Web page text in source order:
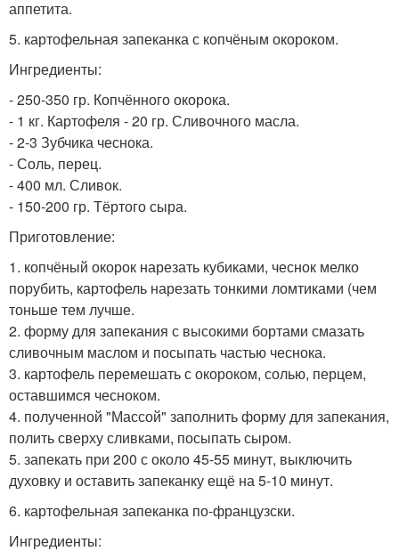
аппетита.
5. картофельная запеканка с копчёным окороком.
Ингредиенты:
- 250-350 гр. Копчённого окорока.
- 1 кг. Картофеля - 20 гр. Сливочного масла.
- 2-3 Зубчика чеснока.
- Соль, перец.
- 400 мл. Сливок.
- 150-200 гр. Тёртого сыра.
Приготовление:
1. копчёный окорок нарезать кубиками, чеснок мелко
порубить, картофель нарезать тонкими ломтиками (чем
тоньше тем лучше.
2. форму для запекания с высокими бортами смазать
сливочным маслом и посыпать частью чеснока.
3. картофель перемешать с окороком, солью, перцем,
оставшимся чесноком.
4. полученной "Массой" заполнить форму для запекания,
полить сверху сливками, посыпать сыром.
5. запекать при 200 с около 45-55 минут, выключить
духовку и оставить запеканку ещё на 5-10 минут.
6. картофельная запеканка по-французски.
Ингредиенты: